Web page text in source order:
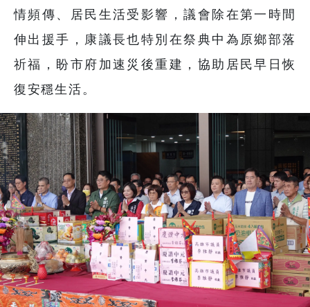
情頻傳、居民生活受影響，議會除在第一時間
伸出援手，康議長也特別在祭典中為原鄉部落
祈福，盼市府加速災後重建，協助居民早日恢
復安穩生活。